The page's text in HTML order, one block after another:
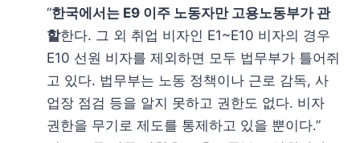
“한국에서는 E9 이주 노동자만 고용노동부가 관
할한다. 그 외 취업 비자인 E1~E10 비자의 경우
E10 선원 비자를 제외하면 모두 법무부가 틀어쥐
고 있다. 법무부는 노동 정책이나 근로 감독, 사
업장 점검 등을 알지 못하고 권한도 없다. 비자
권한을 무기로 제도를 통제하고 있을 뿐이다.”